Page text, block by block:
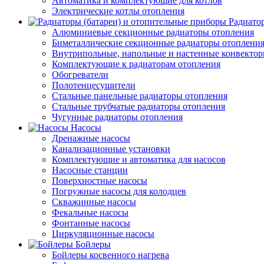
Электрические котлы отопления
Алюминиевые секционные радиаторы отопления
Биметаллические секционные радиаторы отопления
Внутрипольные, напольные и настенные
Комплектующие к радиаторам отопления
Обогреватели
Полотенцесушители
Стальные панельные радиаторы отопления
Стальные трубчатые радиаторы отопления
Чугунные радиаторы отопления
Насосы
Дренажные насосы
Канализационные установки
Комплектующие и автоматика для насосов
Насосные станции
Поверхностные насосы
Погружные насосы для колодцев
Скважинные насосы
Фекальные насосы
Фонтанные насосы
Циркуляционные насосы
Бойлеры
Бойлеры косвенного нагрева